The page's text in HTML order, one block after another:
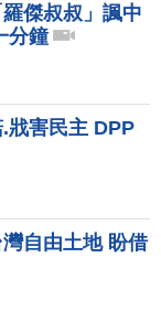
傑叔叔」諷中
分鐘
戕害民主 DPP
自由土地 盼借